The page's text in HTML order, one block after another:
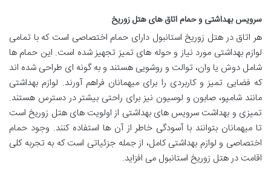
سرویس بهداشتی و حمام اتاق های هتل زوریخ
هر اتاق در هتل زوریخ استانبول دارای حمام اختصاصی است که با تمامی
لوازم بهداشتی مورد نیاز و حوله های تمیز تجهیز شده است. این حمام ها
شامل دوش یا وان، توالت و روشویی هستند و به گونه ای طراحی شده اند
که فضایی تمیز و کاربردی را برای میهمانان فراهم آورند. لوازم بهداشتی
مانند شامپو، صابون و لوسیون نیز برای راحتی بیشتر در دسترس هستند.
تمیزی و بهداشت سرویس های بهداشتی از اولویت های هتل زوریخ است
تا میهمانان بتوانند با آسودگی خاطر از آن ها استفاده کنند. وجود حمام
اختصاصی و لوازم بهداشتی کامل، از جمله جزئیاتی است که به تجربه کلی
اقامت در هتل زوریخ استانبول می افزاید.